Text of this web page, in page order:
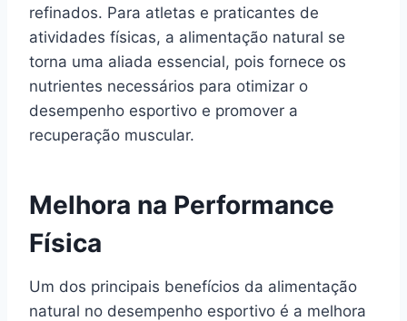
refinados. Para atletas e praticantes de
atividades físicas, a alimentação natural se
torna uma aliada essencial, pois fornece os
nutrientes necessários para otimizar o
desempenho esportivo e promover a
recuperação muscular.
Melhora na Performance
Física
Um dos principais benefícios da alimentação
natural no desempenho esportivo é a melhora